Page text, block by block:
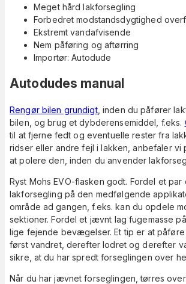
Meget hård lakforsegling
Forbedret modstandsdygtighed
Ekstremt vandafvisende
Nem påføring og aftørring
Importør: Autodude
Autodudes manual
Rengør bilen grundigt, inden du påfører
bilen, og brug et dybderensemiddel, f.eks.
til at fjerne fedt og eventuelle rester fra
ridser eller andre fejl i lakken, anbefaler vi
at polere den, inden du anvender
Ryst Mohs EVO-flasken godt. Fordel et par
lakforsegling på den medfølgende
område ad gangen, f.eks. kan du opdele
sektioner. Fordel et jævnt lag fugemasse
lige fejende bevægelser. Et tip er at
først vandret, derefter lodret og derefter
sikre, at du har spredt forseglingen over
Når du har jævnet forseglingen, tørres